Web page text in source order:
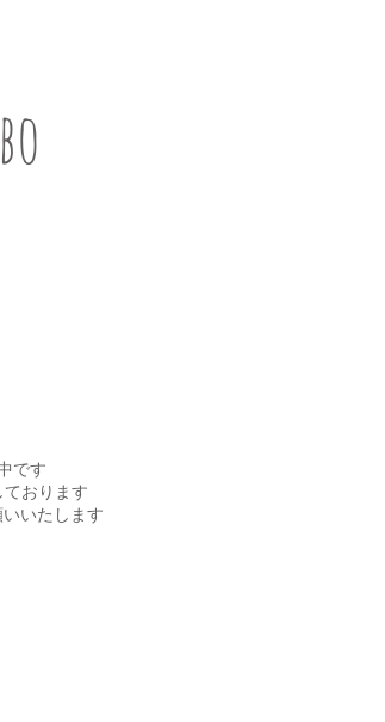
です
おります
いいたします